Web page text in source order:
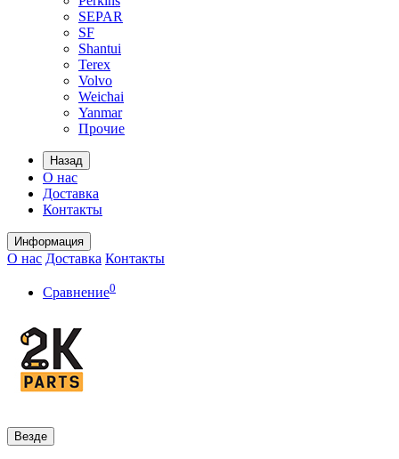
SEPAR
SF
Shantui
Terex
Volvo
Weichai
Yanmar
Прочие
Назад
О нас
Доставка
Контакты
Информация
О нас Доставка Контакты
Сравнение0
Везде